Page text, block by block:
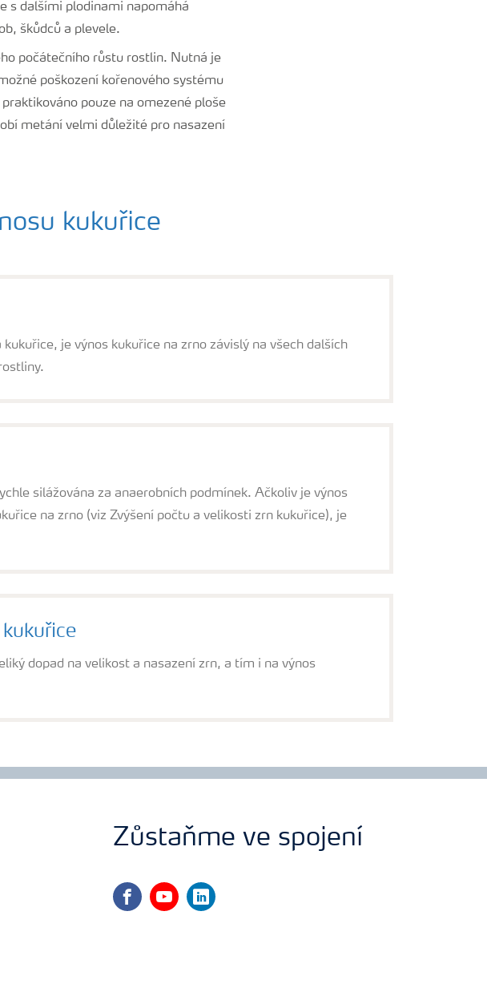
s dalšími plodinami napomáhá
škůdců a plevele.
počátečního růstu rostlin. Nutná je
poškození kořenového systému
pouze na omezené ploše
metání velmi důležité pro nasazení
kukuřice
je výnos kukuřice na zrno závislý na všech dalších
silážována za anaerobních podmínek. Ačkoliv je výnos
na zrno (viz Zvýšení počtu a velikosti zrn kukuřice), je
dopad na velikost a nasazení zrn, a tím i na výnos
Zůstaňme ve spojení
facebookyoutubelinkedin